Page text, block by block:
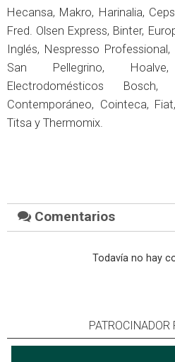
Hecansa, Makro, Harinalia,
Fred. Olsen Express, Binter,
Inglés, Nespresso
San Pellegrino,
Electrodomésticos
Contemporáneo, Cointeca,
Titsa y Thermomix.
Comentarios
Todavía no hay
PATROCINADOR